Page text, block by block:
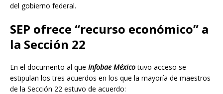
del gobierno federal.
SEP ofrece “recurso económico” a
la Sección 22
En el documento al que Infobae Méxicotuvo acceso se
estipulan los tres acuerdos en los que la mayoría de maestros
de la Sección 22 estuvo de acuerdo: